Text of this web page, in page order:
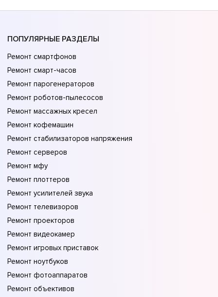
ПОПУЛЯРНЫЕ РАЗДЕЛЫ
Ремонт смартфонов
Ремонт смарт-часов
Ремонт парогенераторов
Ремонт роботов-пылесосов
Ремонт массажных кресел
Ремонт кофемашин
Ремонт стабилизаторов напряжения
Ремонт серверов
Ремонт мфу
Ремонт плоттеров
Ремонт усилителей звука
Ремонт телевизоров
Ремонт проекторов
Ремонт видеокамер
Ремонт игровых приставок
Ремонт ноутбуков
Ремонт фотоаппаратов
Ремонт объективов